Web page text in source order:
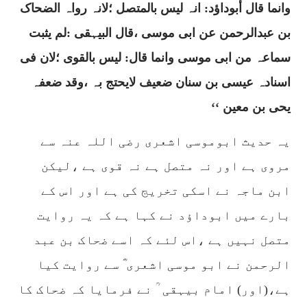
وانما قال أبوداؤد: انہ لیس بالمتصل ؛لانہ رواہ الضحاک
بن عبدالرحمن عن ابی موسی ،قال البیہقی :لم یثبت
سماعہ من ابی موسی وانما قال: لیس بالقوی ؛لان فی
اسنادہ عیسی بن سنان ضعیف لایحتج بہ ،وقد ضعفہ
یحی بن معین ‘‘
یہ حدیث ابوموسی اشعری رضی اللہ عنہ سے
مروی ہے اور نہ متصل ہے نہ قوی ہے ،لیکن
ابن ماجہ نے اسکی تخریج کی ہے اور اس کے
بارے میں ابوداؤد نے کہا ہے کہ یہ روایت
متصل نہیں ہے ،اس لئے کہ اسے ضحاک بن عبد
الرحمن نے ابو موسی اشعری ؓ سے روایت کیا
ہے،(اور) امام بیہقی
ؒ نے فرمایا کہ ضحاک کا